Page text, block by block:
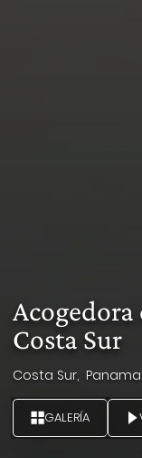
Acogedora
Costa Sur
Costa Sur,
GALERÍA